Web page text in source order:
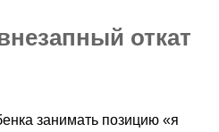
откат
занимать позицию «я